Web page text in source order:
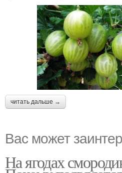
читать дальше →
Вас может
На ягодах